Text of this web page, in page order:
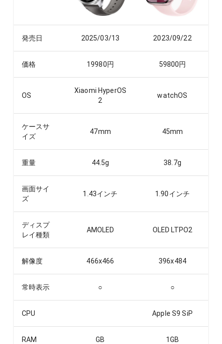
発売日 2025/03/13 2023/09/22
価格 19980円 59800円
OS
Xiaomi HyperOS
2
watchOS
ケースサ
イズ
47mm 45mm
重量 44.5g 38.7g
画面サイ
ズ
1.43インチ 1.90インチ
ディスプ
レイ種類
AMOLED OLED LTPO2
解像度 466x466 396x484
常時表示 ○ ○
CPU Apple S9 SiP
RAM GB 1GB